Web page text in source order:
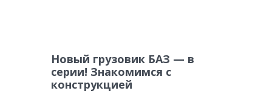
Новый грузовик БАЗ — в
серии! Знакомимся с
конструкцией